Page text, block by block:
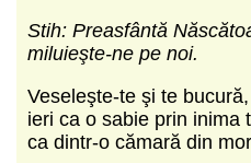
Stih: Preasfântă
miluieşte-ne pe noi.
Veseleşte-te şi te
ieri ca o sabie prin inima
ca dintr-o cămară din